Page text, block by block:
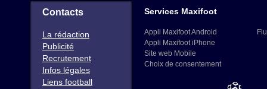
Contacts
La rédaction
Publicité
Recrutement
Infos légales
Liens football
Services Maxifoot
Appli Maxifoot Android
Appli Maxifoot iPhone
Site web Mobile
Choix de consentement